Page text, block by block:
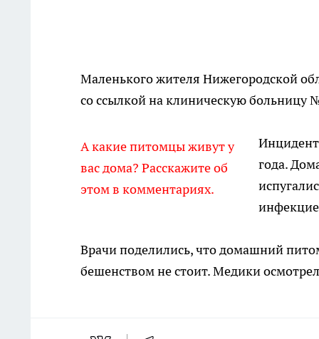
Маленького жителя Нижегородской
со ссылкой на клиническую больницу
А какие питомцы живут у
вас дома? Расскажите об
этом в комментариях.
Инцидент
года.
Врачи поделились, что домашний
бешенством не стоит. Медики